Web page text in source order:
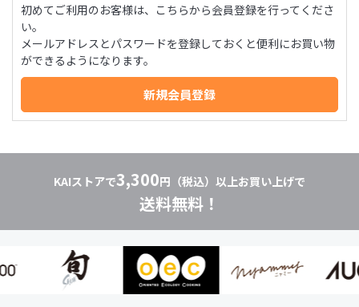
初めてご利用のお客様は、こちらから会員登録を行ってくださ
い。
メールアドレスとパスワードを登録しておくと便利にお買い物
ができるようになります。
KAIストアで3,300円（税込）以上お買い上げで
送料無料！